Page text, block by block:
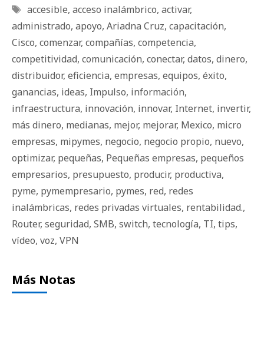
Etiquetas
accesible, acceso inalámbrico, activar,
administrado, apoyo, Ariadna Cruz, capacitación,
Cisco, comenzar, compañías, competencia,
competitividad, comunicación, conectar, datos, dinero,
distribuidor, eficiencia, empresas, equipos, éxito,
ganancias, ideas, Impulso, información,
infraestructura, innovación, innovar, Internet, invertir,
más dinero, medianas, mejor, mejorar, Mexico, micro
empresas, mipymes, negocio, negocio propio, nuevo,
optimizar, pequeñas, Pequeñas empresas, pequeños
empresarios, presupuesto, producir, productiva,
pyme, pymempresario, pymes, red, redes
inalámbricas, redes privadas virtuales, rentabilidad.,
Router, seguridad, SMB, switch, tecnología, TI, tips,
vídeo, voz, VPN
Más Notas